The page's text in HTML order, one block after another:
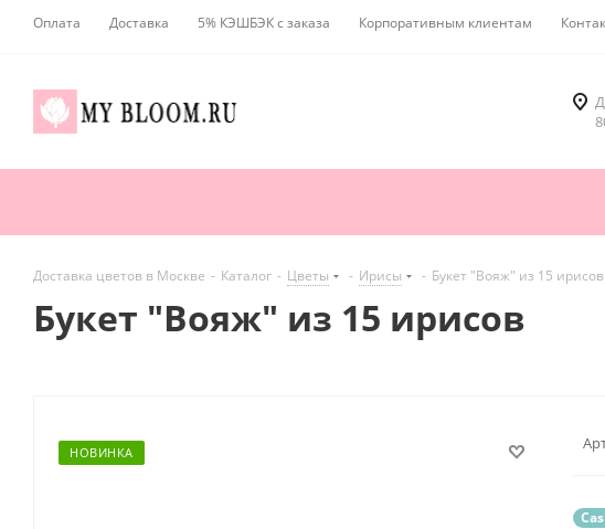
Оплата Доставка 5% КЭШБЭК с заказа Корпоративным клиентам
Доставка цветов в Москве - Каталог - Цветы - Ирисы - Букет "Вояж" из 15 ирисов
Букет "Вояж" из 15 ирисов
НОВИНКА